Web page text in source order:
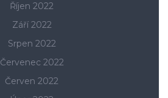
Říjen 2022
Září 2022
Srpen 2022
Červenec 2022
Červen 2022